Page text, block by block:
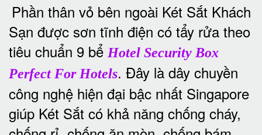
Phần thân vỏ bên ngoài Két Sắt Khách
Sạn được sơn tĩnh điện có tẩy rửa theo
tiêu chuẩn 9 bể Hotel Security Box
Perfect For Hotels. Đây là dây chuyền
công nghệ hiện đại bậc nhất Singapore
giúp Két Sắt có khả năng chống cháy,